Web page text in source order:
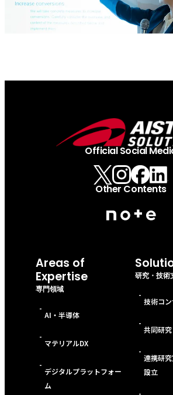
Official Social
Other Contents
Areas of
Expertise
専門領域
-
AI・半導体
-
マテリアルDX
-
デジタルプラットフォー
ム
研究・技術
-
技術コ
-
共同研究
-
連携研
設立